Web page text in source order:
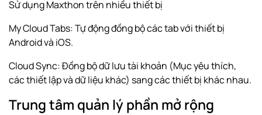
Sử dụng Maxthon trên nhiều thiết bị
My Cloud Tabs: Tự động đồng bộ các tab với thiết bị
Android và iOS.
Cloud Sync: Đồng bộ dữ lưu tài khoản (Mục yêu thích,
các thiết lập và dữ liệu khác) sang các thiết bị khác nhau.
Trung tâm quản lý phần mở rộng